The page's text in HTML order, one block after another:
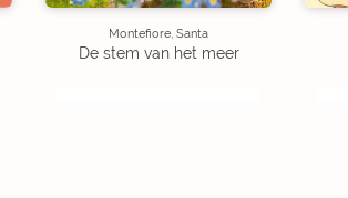
Montefiore, Santa
De stem van het meer